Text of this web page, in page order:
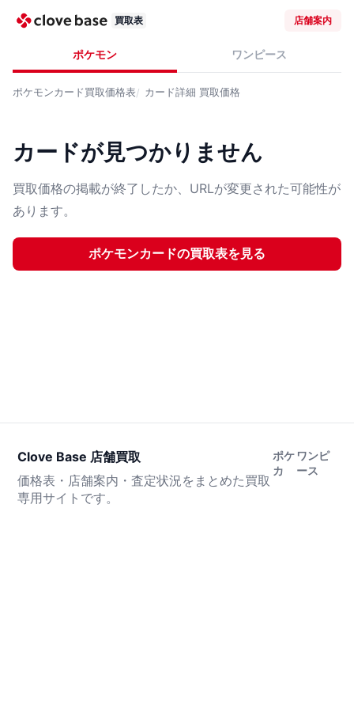
買取表 店舗案内
ポケモン ワンピース
ポケモンカード買取価格表 カード詳細 買取価格
カードが見つかりません
買取価格の掲載が終了したか、URLが変更された可能性が
あります。
ポケモンカードの買取表を見る
Clove Base 店舗買取
価格表・店舗案内・査定状況をまとめた買取
専用サイトです。
ポケ
カ
ワンピ
ース